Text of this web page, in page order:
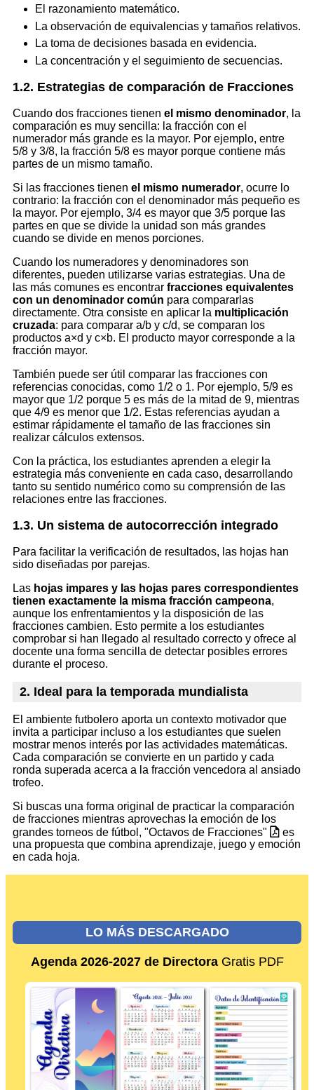
El razonamiento matemático.
La observación de equivalencias y tamaños relativos.
La toma de decisiones basada en evidencia.
La concentración y el seguimiento de secuencias.
1.2. Estrategias de comparación de Fracciones
Cuando dos fracciones tienen el mismo denominador, la
comparación es muy sencilla: la fracción con el
numerador más grande es la mayor. Por ejemplo, entre
5/8 y 3/8, la fracción 5/8 es mayor porque contiene más
partes de un mismo tamaño.
Si las fracciones tienen el mismo numerador, ocurre lo
contrario: la fracción con el denominador más pequeño es
la mayor. Por ejemplo, 3/4 es mayor que 3/5 porque las
partes en que se divide la unidad son más grandes
cuando se divide en menos porciones.
Cuando los numeradores y denominadores son
diferentes, pueden utilizarse varias estrategias. Una de
las más comunes es encontrar fracciones equivalentes
con un denominador común para compararlas
directamente. Otra consiste en aplicar la multiplicación
cruzada: para comparar a/b y c/d, se comparan los
productos a×d y c×b. El producto mayor corresponde a la
fracción mayor.
También puede ser útil comparar las fracciones con
referencias conocidas, como 1/2 o 1. Por ejemplo, 5/9 es
mayor que 1/2 porque 5 es más de la mitad de 9, mientras
que 4/9 es menor que 1/2. Estas referencias ayudan a
estimar rápidamente el tamaño de las fracciones sin
realizar cálculos extensos.
Con la práctica, los estudiantes aprenden a elegir la
estrategia más conveniente en cada caso, desarrollando
tanto su sentido numérico como su comprensión de las
relaciones entre las fracciones.
1.3. Un sistema de autocorrección integrado
Para facilitar la verificación de resultados, las hojas han
sido diseñadas por parejas.
Las hojas impares y las hojas pares correspondientes
tienen exactamente la misma fracción campeona,
aunque los enfrentamientos y la disposición de las
fracciones cambien. Esto permite a los estudiantes
comprobar si han llegado al resultado correcto y ofrece al
docente una forma sencilla de detectar posibles errores
durante el proceso.
2. Ideal para la temporada mundialista
El ambiente futbolero aporta un contexto motivador que
invita a participar incluso a los estudiantes que suelen
mostrar menos interés por las actividades matemáticas.
Cada comparación se convierte en un partido y cada
ronda superada acerca a la fracción vencedora al ansiado
trofeo.
Si buscas una forma original de practicar la comparación
de fracciones mientras aprovechas la emoción de los
grandes torneos de fútbol, "Octavos de Fracciones"
es
una propuesta que combina aprendizaje, juego y emoción
en cada hoja.
LO MÁS DESCARGADO
Agenda 2026-2027 de DirectoraGratis PDF